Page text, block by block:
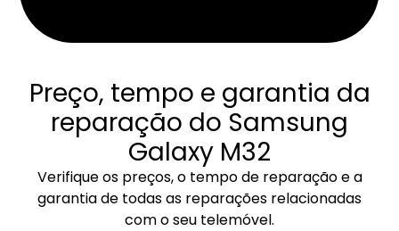
Preço, tempo e garantia da
reparação do Samsung
Galaxy M32
Verifique os preços, o tempo de reparação e a
garantia de todas as reparações relacionadas
com o seu telemóvel.